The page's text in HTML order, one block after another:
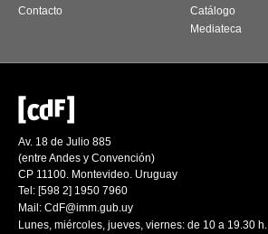
Contacto
Catálogo
Mediateca
Av. 18 de Julio 885
(entre Andes y Convención)
CP 11100. Montevideo. Uruguay
Tel: [598 2] 1950 7960
Mail: CdF@imm.gub.uy
Lunes, miércoles, jueves, viernes: de 10 a 19.30 h.